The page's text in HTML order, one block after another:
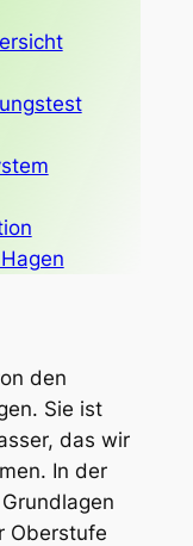
den
Sie ist
das wir
In der
Oberstufe